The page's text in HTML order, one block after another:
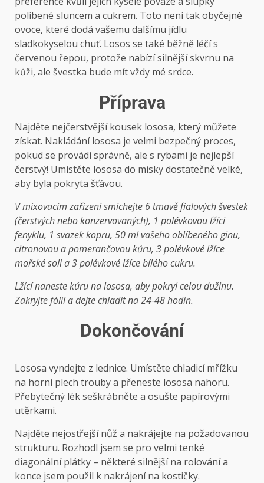
políbené sluncem a cukrem. Toto není tak obyčejné
ovoce, které dodá vašemu dalšímu jídlu
sladkokyselou chuť. Losos se také běžně léčí s
červenou řepou, protože nabízí silnější skvrnu na
kůži, ale švestka bude mít vždy mé srdce.
Příprava
Najděte nejčerstvější kousek lososa, který můžete
získat. Nakládání lososa je velmi bezpečný proces,
pokud se provádí správně, ale s rybami je nejlepší
čerstvý! Umístěte lososa do misky dostatečně velké,
aby byla pokryta šťávou.
V mixovacím zařízení smíchejte 6 tmavě fialových švestek
(čerstvých nebo konzervovaných), 1 polévkovou lžíci
fenyklu, 1 svazek kopru, 50 ml vašeho oblíbeného ginu,
citronovou a pomerančovou kůru, 3 polévkové lžíce
mořské soli a 3 polévkové lžíce bílého cukru.
Lžící naneste kúru na lososa, aby pokryl celou dužinu.
Zakryjte fólií a dejte chladit na 24-48 hodin.
Dokončování
Lososa vyndejte z lednice. Umístěte chladicí mřížku
na horní plech trouby a přeneste lososa nahoru.
Přebytečný lék seškrábněte a osušte papírovými
utěrkami.
Najděte nejostřejší nůž a nakrájejte na požadovanou
strukturu. Rozhodl jsem se pro velmi tenké
diagonální plátky – některé silnější na rolování a
konce jsem použil k nakrájení na kostičky.